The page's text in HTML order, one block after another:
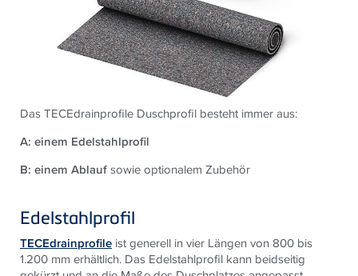
Das TECEdrainprofile Duschprofil besteht immer aus:
A: einem Edelstahlprofil
B: einem Ablaufsowie optionalem Zubehör
Edelstahlprofil
TECEdrainprofile ist generell in vier Längen von 800 bis
1.200 mm erhältlich. Das Edelstahlprofil kann beidseitig